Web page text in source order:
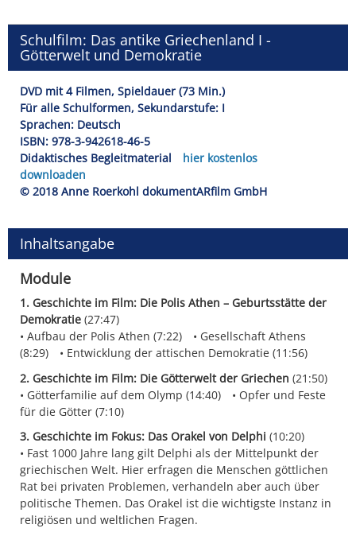
Schulfilm: Das antike Griechenland I -
Götterwelt und Demokratie
DVD mit 4 Filmen, Spieldauer (73 Min.)
Für alle Schulformen, Sekundarstufe: I
Sprachen: Deutsch
ISBN: 978-3-942618-46-5
Didaktisches Begleitmaterial
hier kostenlos
downloaden
© 2018 Anne Roerkohl dokumentARfilm GmbH
Inhaltsangabe
Module
1. Geschichte im Film: Die Polis Athen – Geburtsstätte der
Demokratie (27:47)
Aufbau der Polis Athen (7:22)
Gesellschaft Athens
(8:29)
Entwicklung der attischen Demokratie (11:56)
2. Geschichte im Film: Die Götterwelt der Griechen (21:50)
Götterfamilie auf dem Olymp (14:40)
Opfer und Feste
für die Götter (7:10)
3. Geschichte im Fokus: Das Orakel von Delphi (10:20)
Fast 1000 Jahre lang gilt Delphi als der Mittelpunkt der
griechischen Welt. Hier erfragen die Menschen göttlichen
Rat bei privaten Problemen, verhandeln aber auch über
politische Themen. Das Orakel ist die wichtigste Instanz in
religiösen und weltlichen Fragen.